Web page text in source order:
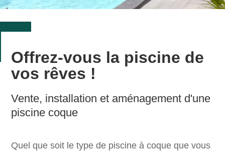
Offrez-vous la piscine de
vos rêves !
Vente, installation et aménagement d'une
piscine coque
Quel que soit le type de piscine à coque que vous